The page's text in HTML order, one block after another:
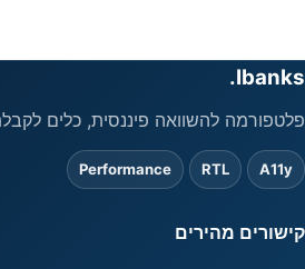
Ibanks.
פלטפורמה להשוואה פיננסית, כלים
A11y
RTL
Performance
קישורים מהירים